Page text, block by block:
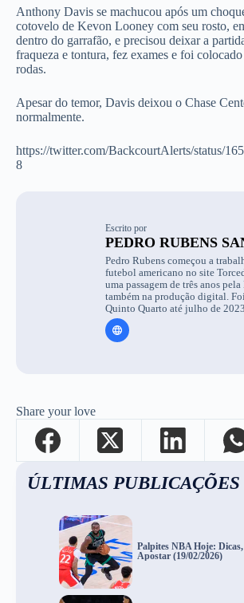
Anthony Davis se machucou após um
cotovelo de Kevon Looney com seu rosto,
dentro do garrafão, e precisou deixar a
fraqueza e tontura, fez exames e foi
rodas.
Apesar do temor, Davis deixou o Chase
normalmente.
https://twitter.com/BackcourtAlerts/status/
8
Escrito por
PEDRO RUBENS
Pedro Rubens começou a
futebol americano no site
uma passagem de três anos
também na produção digital.
Quinto Quarto até julho de 2023.
Share your love
ÚLTIMAS PUBLICAÇÕES
Palpites NBA Hoje:
Apostar (19/02/2026)